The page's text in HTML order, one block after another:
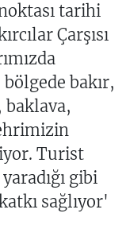
tarihi
Çarşısı
bakır,
baklava,
Turist
gibi
sağlıyor'